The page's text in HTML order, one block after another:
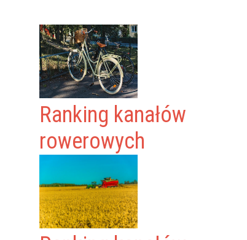
Ranking kanałów
rowerowych